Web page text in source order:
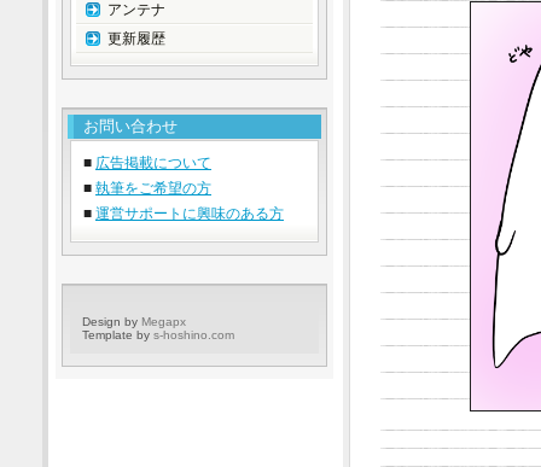
アンテナ
更新履歴
お問い合わせ
■ 広告掲載について
■ 執筆をご希望の方
■ 運営サポートに興味のある方
Design by Megapx
Template by s-hoshino.com